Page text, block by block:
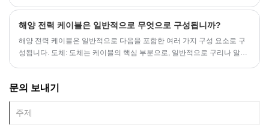
해양 전력 케이블은 일반적으로 무엇으로 구성됩니까?
해양 전력 케이블은 일반적으로 다음을 포함한 여러 가지 구성 요소로 구
성됩니다. 도체: 도체는 케이블의 핵심 부분으로, 일반적으로 구리나 알루
문의 보내기